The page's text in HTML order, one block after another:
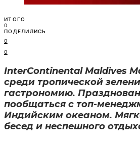
ИТОГО
0
ПОДЕЛИЛИСЬ
0
0
InterContinental Maldives
среди тропической
гастрономию.
пообщаться с топ-
Индийским океаном.
бесед и неспешного